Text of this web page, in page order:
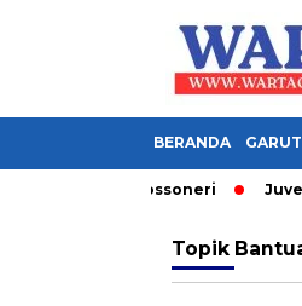
BERANDA
Strategi Rossoneri
Topik